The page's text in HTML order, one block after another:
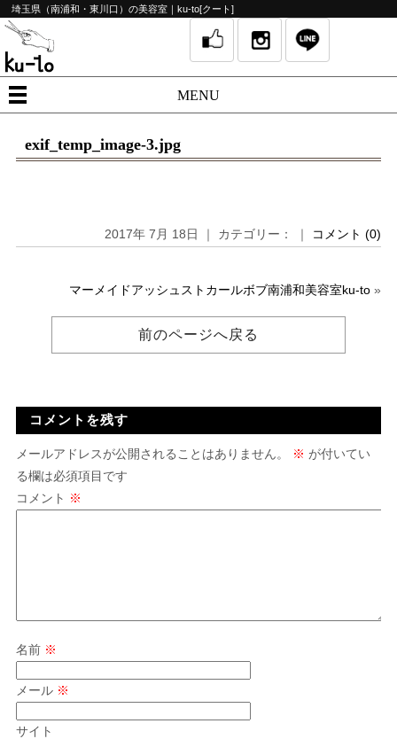
埼玉県（南浦和・東川口）の美容室｜ku-to[クート]
MENU
exif_temp_image-3.jpg
2017年 7月 18日 ｜ カテゴリー： ｜ コメント (0)
マーメイドアッシュストカールボブ南浦和美容室ku-to »
前のページへ戻る
コメントを残す
メールアドレスが公開されることはありません。 ※ が付いてい
る欄は必須項目です
コメント ※
名前 ※
メール ※
サイト